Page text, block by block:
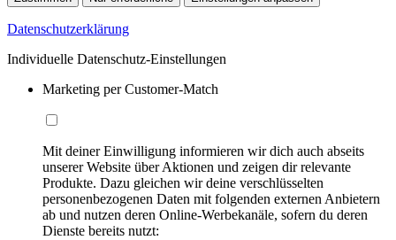
Datenschutzerklärung
Individuelle Datenschutz-Einstellungen
Marketing per Customer-Match
Mit deiner Einwilligung informieren wir dich auch abseits
unserer Website über Aktionen und zeigen dir relevante
Produkte. Dazu gleichen wir deine verschlüsselten
personenbezogenen Daten mit folgenden externen Anbietern
ab und nutzen deren Online-Werbekanäle, sofern du deren
Dienste bereits nutzt: